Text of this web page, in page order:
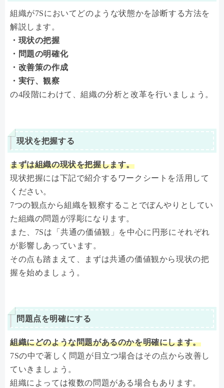
組織が7Sにおいてどのような状態かを診断する方法を
解説します。
・現状の把握
・問題の明確化
・改善策の作成
・実行、観察
の4段階にわけて、組織の分析と改革を行いましょう。
現状を把握する
まずは組織の現状を把握します。
現状把握には下記で紹介するワークシートを活用して
ください。
7つの観点から組織を観察することでぼんやりとしてい
た組織の問題が浮彫になります。
また、7Sは「共通の価値観」を中心に円形にそれぞれ
が影響しあっています。
その点も踏まえて、まずは共通の価値観から現状の把
握を始めましょう。
問題点を明確にする
組織にどのような問題があるのかを明確にします。
7Sの中で著しく問題が目立つ場合はその点から改善し
ていきましょう。
組織によっては複数の問題がある場合もあります。